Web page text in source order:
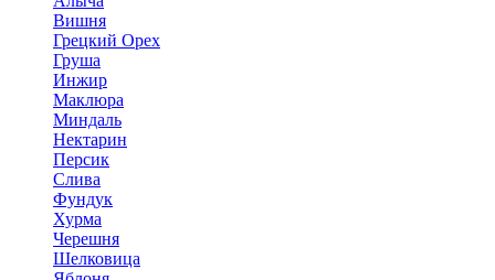
Вишня
Грецкий Орех
Груша
Инжир
Маклюра
Миндаль
Нектарин
Персик
Слива
Фундук
Хурма
Черешня
Шелковица